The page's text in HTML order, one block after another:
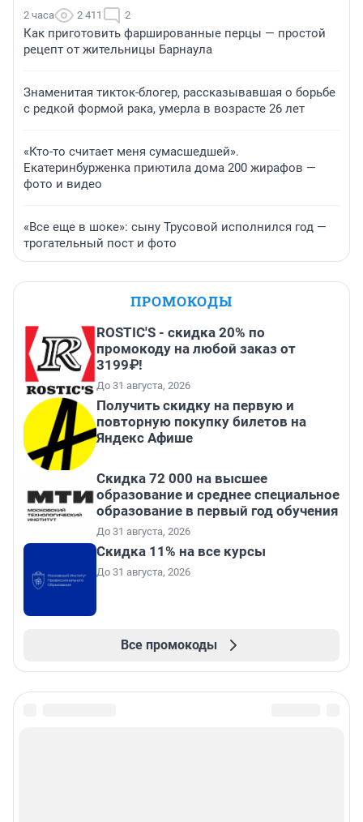
2 часа 2 411 2
Как приготовить фаршированные перцы — простой
рецепт от жительницы Барнаула
Знаменитая тикток-блогер, рассказывавшая о борьбе
с редкой формой рака, умерла в возрасте 26 лет
«Кто-то считает меня сумасшедшей».
Екатеринбурженка приютила дома 200 жирафов —
фото и видео
«Все еще в шоке»: сыну Трусовой исполнился год —
трогательный пост и фото
ПРОМОКОДЫ
ROSTIC'S - скидка 20% по
промокоду на любой заказ от
3199₽!
До 31 августа, 2026
Получить скидку на первую и
повторную покупку билетов на
Яндекс Афише
Скидка 72 000 на высшее
образование и среднее специальное
образование в первый год обучения
До 31 августа, 2026
Скидка 11% на все курсы
До 31 августа, 2026
Все промокоды